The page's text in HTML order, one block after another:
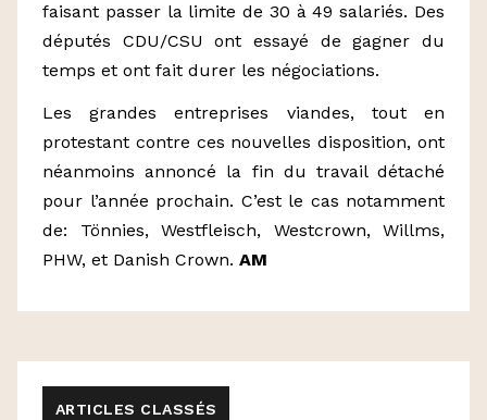
faisant passer la limite de 30 à 49 salariés. Des
députés CDU/CSU ont essayé de gagner du
temps et ont fait durer les négociations.
Les grandes entreprises viandes, tout en
protestant contre ces nouvelles disposition, ont
néanmoins annoncé la fin du travail détaché
pour l’année prochain. C’est le cas notamment
de: Tönnies, Westfleisch, Westcrown, Willms,
PHW, et Danish Crown. AM
ARTICLES CLASSÉS